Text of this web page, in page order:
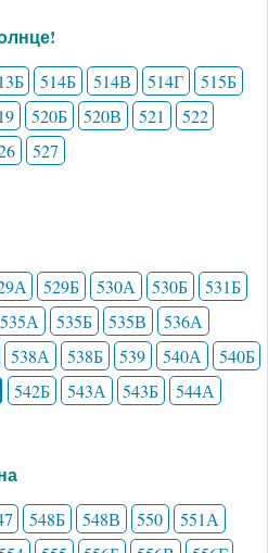
514Б 514В 514Г
515Б
520Б 520В 521
522
527
529Б 530А 530Б
531Б
535А 535Б 535В
536А
538А 538Б 539 540А
540Б
542Б 543А 543Б
544А
548Б 548В 550
551А